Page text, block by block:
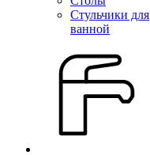
Стульчики для
ванной